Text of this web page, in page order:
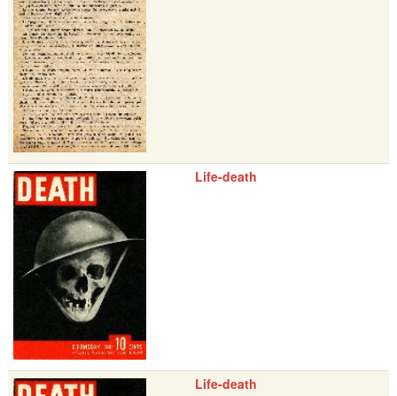
Life-death
Life-death